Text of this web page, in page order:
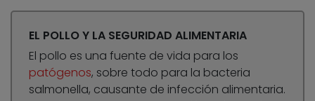
EL POLLO Y LA SEGURIDAD ALIMENTARIA
El pollo es una fuente de vida para los
patógenos, sobre todo para la bacteria
salmonella, causante de infección alimentaria.